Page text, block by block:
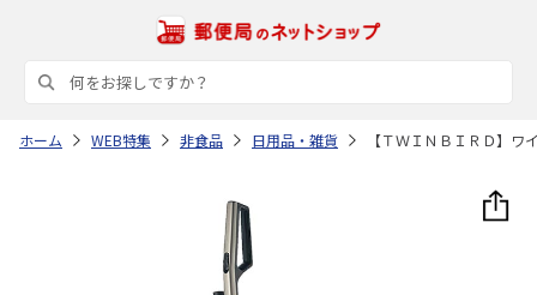
ホーム WEB特集 非食品 日用品・雑貨 【ＴＷＩＮＢＩＲＤ】